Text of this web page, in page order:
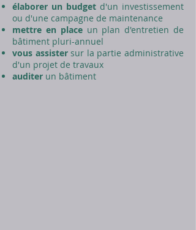
élaborer un budget d'un investissement
ou d'une campagne de maintenance
mettre en placeun plan d'entretien de
bâtiment pluri-annuel
vous assistersur la partie administrative
d'un projet de travaux
auditer un bâtiment